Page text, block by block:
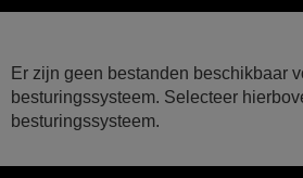
Er zijn geen bestanden beschikbaar
besturingssysteem. Selecteer
besturingssysteem.